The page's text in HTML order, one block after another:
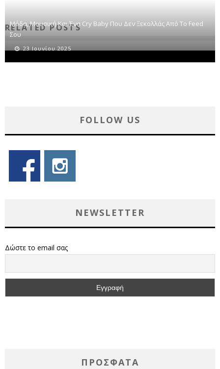
RELATED POSTS
Μόδα, Μουσική Και Ένα Cry Baby Που Δεν Ξεκολλάς Από Το Feed
Σου
23 Ιουνίου 2025
FOLLOW US
NEWSLETTER
Δώστε το email σας
ΠΡΌΣΦΑΤΑ